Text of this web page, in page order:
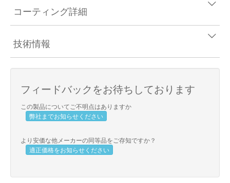
コーティング詳細
技術情報
フィードバックをお待ちしております
この製品についてご不明点はありますか
弊社までお知らせください
より安価な他メーカーの同等品をご存知ですか？
適正価格をお知らせください